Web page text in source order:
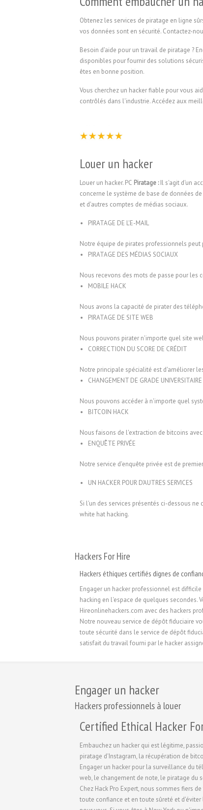
Obtenez les services de piratage en ligne
vos données sont en sécurité. Contactez-
Besoin d'aide pour un travail de piratage ?
disponibles pour fournir des solutions
êtes en bonne position.
Vous cherchez un hacker fiable pour vous
contrôlés dans l'industrie. Accédez aux
Louer un hacker
Louer un hacker. PC Piratage :Il s'agit d'un
concerne le système de base de données
et d'autres comptes de médias sociaux.
PIRATAGE DE L'E-MAIL
Notre équipe de pirates professionnels
PIRATAGE DES MÉDIAS SOCIAUX
Nous recevons des mots de passe pour les
MOBILE HACK
Nous avons la capacité de pirater des
PIRATAGE DE SITE WEB
Nous pouvons pirater n'importe quel site
CORRECTION DU SCORE DE CRÉDIT
Notre principale spécialité est d'améliorer
CHANGEMENT DE GRADE UNIVERSITAIRE
Nous pouvons accéder à n'importe quel
BITCOIN HACK
Nous faisons de l'extraction de bitcoins
ENQUÊTE PRIVÉE
Notre service d'enquête privée est de
UN HACKER POUR D'AUTRES SERVICES
Si l'un des services présentés ci-dessous
white hat hacking.
Hackers For Hire
Hackers éthiques certifiés dignes de
Engager un hacker professionnel est
hacking en l'espace de quelques secondes.
Hireonlinehackers.com avec des hackers
Notre nouveau service de dépôt fiduciaire
toute sécurité dans le service de dépôt
satisfait du travail fourni par le hacker
Engager un hacker
Hackers professionnels à louer
Certified Ethical Hacker
Embauchez un hacker qui est légitime,
piratage d'Instagram, la récupération de
Engager un hacker pour la surveillance du
web, le changement de note, le piratage du
Chez Hack Pro Expert, nous sommes fiers
toute confiance et en toute sûreté et